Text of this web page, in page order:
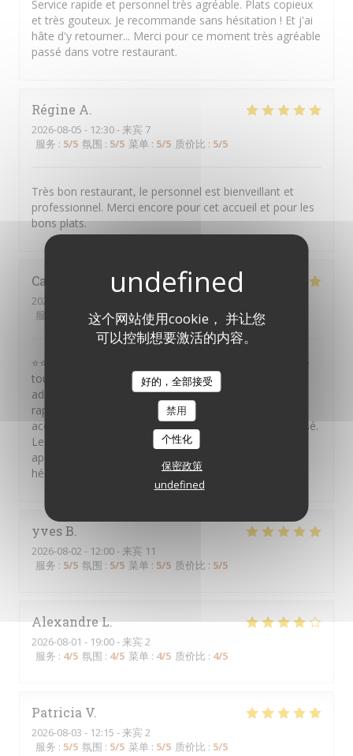
这个网站使用cookie， 并让您
可以控制想要激活的内容。
好的，全部接受
禁用
个性化
保密政策
undefined
Service rapide et personnel très agréable. Plats copieux
et très gouteux. Je recommande sans hésitation ! Et j'ai
hâte d'y retourner... Merci pour ce moment très agréable
passé dans votre restaurant.
Régine A
2026-08-05 - 12:30 - 来宾 7
服务 : 5/5 氛围 : 5/5 菜单 : 5/5 质价比 : 5/5
Très bon restaurant, le personnel est bienveillant et
professionnel. Merci encore pour cet accueil et pour les
bons plats.
Catina
2026-08-01
服务
氛围:5/5 菜单: 5/5 质价比: /5
⭐⭐⭐⭐⭐ Je recommande vivement ce restaurant ! Situé
tout près du Théâtre Mogador, c'est une excellente
adresse avant ou après un spectacle. Le service est
rapide, efficace et de grande qualité. L'équipe est
accueillante, attentive et tout est parfaitement organisé.
Les plats sont très bons et le rapport qualité-prix est
appréciable. Une adresse que je recommande sans
hésiter !
yvesB
2026-08-02 - 12:00 - 来宾 11
服务 : 5/5 氛围 : 5/5 菜单 : 5/5 质价比 : 5/5
AlexandreL
2026-08-01 - 19:00 - 来宾 2
服务 : 4/5 氛围 : 4/5 菜单 : 4/5 质价比 : 4/5
Patricia V
2026-08-03 - 12:15 - 来宾 2
服务 : 5/5 氛围 : 5/5 菜单 : 5/5 质价比 : 5/5